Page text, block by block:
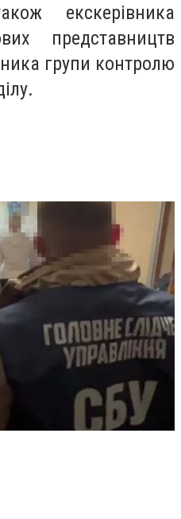
екскерівника
представництв
групи контролю